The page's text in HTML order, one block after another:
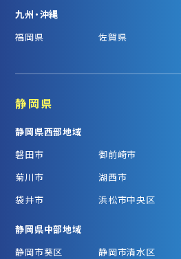
九州・沖縄
福岡県
佐賀県
静岡県
静岡県西部地域
磐田市
御前崎市
菊川市
湖西市
袋井市
浜松市中央区
静岡県中部地域
静岡市葵区
静岡市清水区